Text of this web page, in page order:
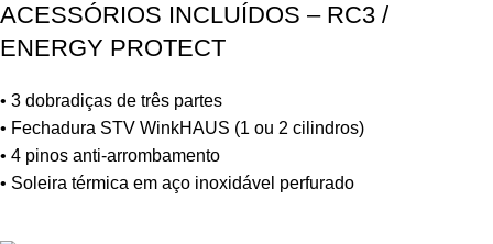
ACESSÓRIOS INCLUÍDOS – RC3 /
ENERGY PROTECT
• 3 dobradiças de três partes
• Fechadura STV WinkHAUS (1 ou 2 cilindros)
• 4 pinos anti-arrombamento
• Soleira térmica em aço inoxidável perfurado